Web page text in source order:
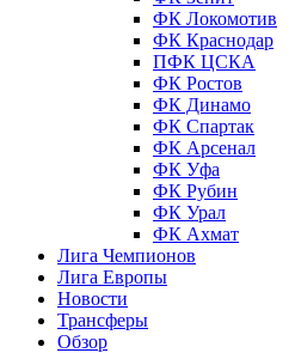
ФК Локомотив
ФК Краснодар
ПФК ЦСКА
ФК Ростов
ФК Динамо
ФК Спартак
ФК Арсенал
ФК Уфа
ФК Рубин
ФК Урал
ФК Ахмат
Лига Чемпионов
Лига Европы
Новости
Трансферы
Обзор